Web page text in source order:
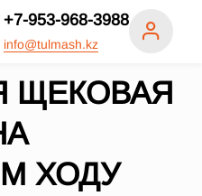
+7-953-968-3988
info@tulmash.kz
ЩЕКОВАЯ
ХОДУ